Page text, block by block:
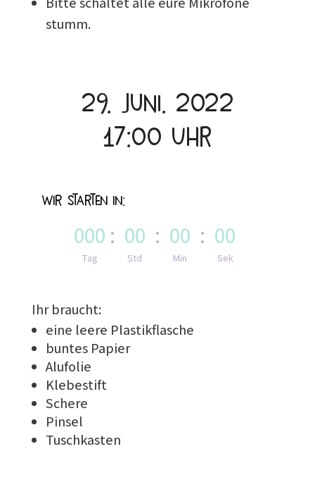
stumm.
29. Juni. 2022
17:00 Uhr
Wir starten in:
000
Tag
: 00
Std
: 00
Min
: 00
Sek
Ihr braucht:
eine leere Plastikflasche
buntes Papier
Alufolie
Klebestift
Schere
Pinsel
Tuschkasten